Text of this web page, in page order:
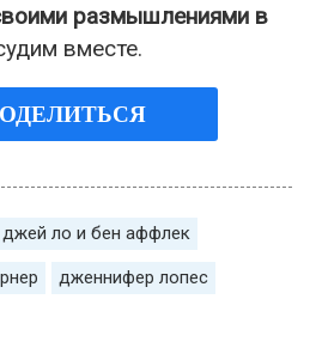
размышлениями в
вместе.
джей ло и бен аффлек
дженнифер лопес